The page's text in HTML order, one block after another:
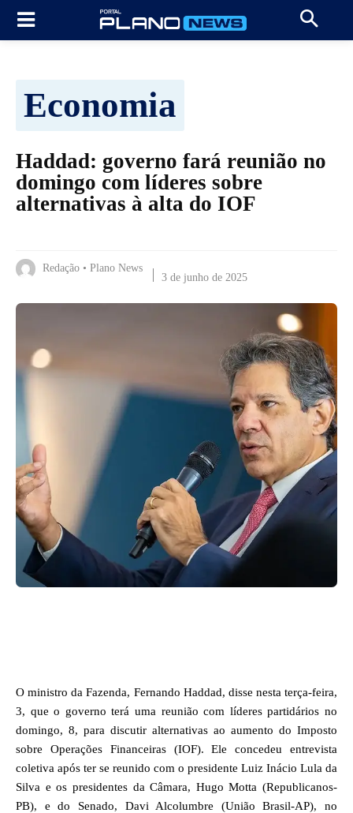
Economia
Haddad: governo fará reunião no
domingo com líderes sobre
alternativas à alta do IOF
Redação • Plano News
3 de junho de 2025
O ministro da Fazenda, Fernando Haddad, disse nesta terça-feira,
3, que o governo terá uma reunião com líderes partidários no
domingo, 8, para discutir alternativas ao aumento do Imposto
sobre Operações Financeiras (IOF). Ele concedeu entrevista
coletiva após ter se reunido com o presidente Luiz Inácio Lula da
Silva e os presidentes da Câmara, Hugo Motta (Republicanos-
PB), e do Senado, Davi Alcolumbre (União Brasil-AP), no